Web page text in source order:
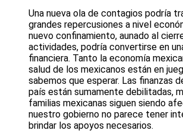
Una nueva ola de contagios podría
grandes repercusiones a nivel
nuevo confinamiento, aunado al
actividades, podría convertirse en
financiera. Tanto la economía
salud de los mexicanos están en
sabemos que esperar. Las finanzas
país están sumamente debilitadas,
familias mexicanas siguen siendo
nuestro gobierno no parece tener
brindar los apoyos necesarios.